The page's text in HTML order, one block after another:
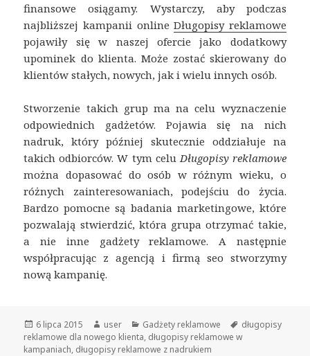
finansowe osiągamy. Wystarczy, aby podczas
najbliższej kampanii onlineDługopisy reklamowe
pojawiły się w naszej ofercie jako dodatkowy
upominek do klienta. Może zostać skierowany do
klientów stałych, nowych, jak i wielu innych osób.
Stworzenie takich grup ma na celu wyznaczenie
odpowiednich gadżetów. Pojawia się na nich
nadruk, który później skutecznie oddziałuje na
takich odbiorców. W tym celu Długopisy reklamowe
można dopasować do osób w różnym wieku, o
różnych zainteresowaniach, podejściu do życia.
Bardzo pomocne są badania marketingowe, które
pozwalają stwierdzić, która grupa otrzymać takie,
a nie inne gadżety reklamowe. A następnie
współpracując z agencją i firmą seo stworzymy
nową kampanię.
Opublikowano
6 lipca 2015 Autor
user Kategorie
Gadżety reklamowe Tagi
długopisy
reklamowe dla nowego klienta, długopisy reklamowe w
kampaniach, długopisy reklamowe z nadrukiem